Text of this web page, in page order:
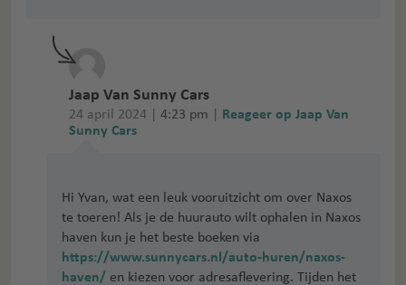
Jaap Van Sunny Cars
24 april 2024 | 4:23 pm
Reageer op Jaap Van
Sunny Cars
Hi Yvan, wat een leuk vooruitzicht om over Naxos
te toeren! Als je de huurauto wilt ophalen in Naxos
haven kun je het beste boeken via
https://www.sunnycars.nl/auto-huren/naxos-
haven/ en kiezen voor adresaflevering. Tijden het